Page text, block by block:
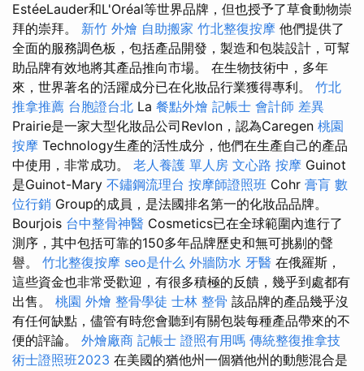
EstéeLauder和L'Oréal等世界品牌，但也授予了草食動物崇
拜的崇拜。 新竹 外燴 自助搬家 竹北整復按摩 他們提供了
全面的服務調色板，包括產品開發，製造和包裝設計，可幫
助品牌有效地將其產品推向市場。 在生物技術中，多年
來，世界著名的活躍成分已在化妝品行業獲得專利。 竹北
推拿推薦 台胞證台北 La 餐點外燴 記帳士 會計師 差異
Prairie是一家大型化妝品公司Revlon，認為Caregen 桃園
按摩 Technology生產的活性成分，他們在生產自己的產品
中使用，非常成功。 老人養護 單人房 文心路 按摩 Guinot
是Guinot-Mary 不鏽鋼流理台 按摩師證照班 Cohr 膏肓 數
位行銷 Group的成員，是法國排名第一的化妝品品牌。
Bourjois 台中整骨神醫 Cosmetics已在全球範圍內進行了
測序，其中包括可靠的150多年品牌歷史和無可挑剔的聲
譽。 竹北整復按摩 seo是什么 外牆防水 牙醫 在俄羅斯，
這些資金也非常受歡迎，有很多積極的反饋，幾乎到處都有
出售。 桃園 外燴 整骨學徒 士林 整骨 該品牌的產品幾乎沒
有任何缺點，儘管有時您會聽到有關包裝每種產品帶來的不
便的評論。 外燴廠商 記帳士 證照有用嗎 傳統整復推拿技
術士證照班2023 在美國的猶他州一個猶他州的動態混合是